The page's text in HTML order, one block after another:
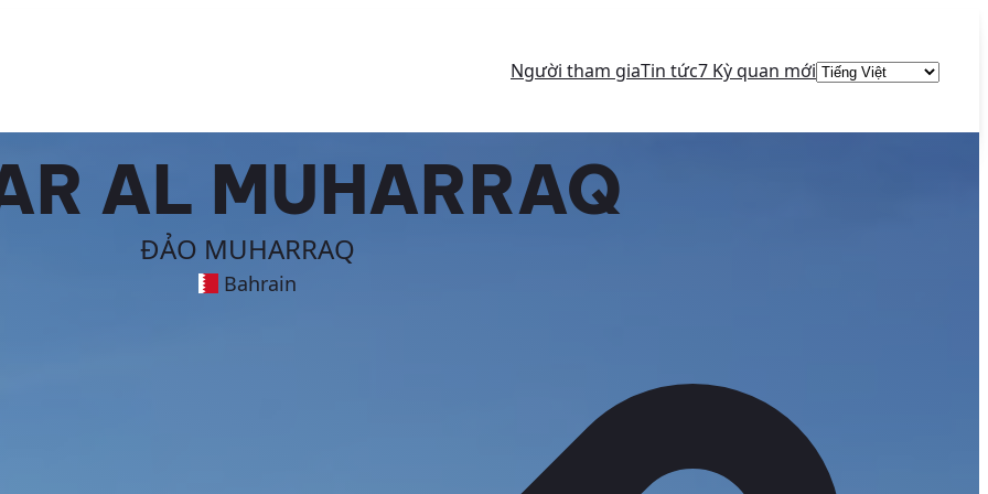
Người tham giaTin tức7 Kỳ quan mớiChoose
AL MUHARRAQ
ĐẢO MUHARRAQ
Bahrain